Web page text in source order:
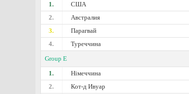
1.
США
2.
Австралия
3.
Парагвай
4.
Туреччина
Group E
1.
Німеччина
2.
Кот-д Ивуар